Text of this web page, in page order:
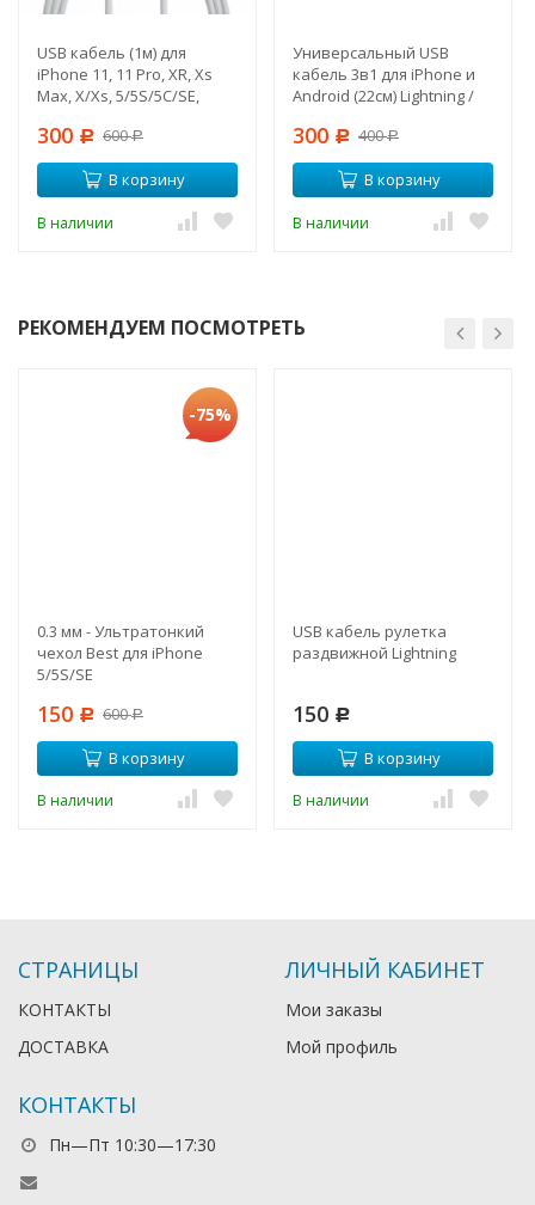
USB кабель (1м) для
iPhone 11, 11 Pro, XR, Xs
Max, X/Xs, 5/5S/5С/SE,
iPad
300 Р 600Р
В корзину
В наличии
Универсальный USB
кабель 3в1 для iPhone и
Android (22см) Lightning /
300 Р 400Р
В корзину
В наличии
РЕКОМЕНДУЕМ ПОСМОТРЕТЬ
-75%
0.3 мм - Ультратонкий
чехол Best для iPhone
5/5S/SE
150 Р 600Р
В корзину
В наличии
USB кабель рулетка
раздвижной Lightning
150 Р
В корзину
В наличии
СТРАНИЦЫ
КОНТАКТЫ
ДОСТАВКА
ЛИЧНЫЙ КАБИНЕТ
Мои заказы
Мой профиль
КОНТАКТЫ
Пн—Пт 10:30—17:30